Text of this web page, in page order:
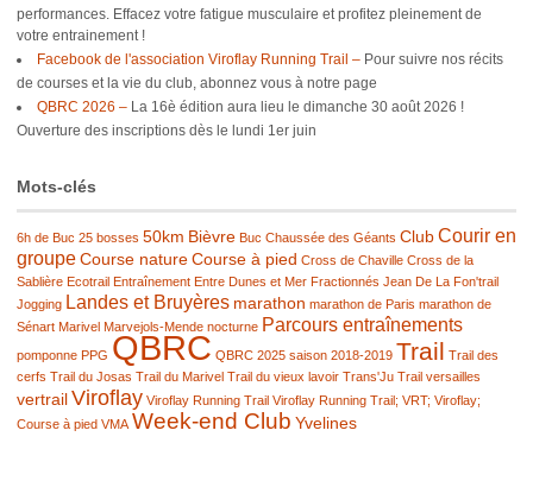
performances. Effacez votre fatigue musculaire et profitez pleinement de
votre entrainement !
Facebook de l'association Viroflay Running Trail – Pour suivre nos récits
de courses et la vie du club, abonnez vous à notre page
QBRC 2026 – La 16è édition aura lieu le dimanche 30 août 2026 !
Ouverture des inscriptions dès le lundi 1er juin
Mots-clés
6h de Buc 25 bosses 50km Bièvre Buc Chaussée des Géants ClubCourir en
groupeCourse natureCourse à pied Cross de Chaville Cross de la
Sablière Ecotrail Entraînement Entre Dunes et Mer Fractionnés Jean De La Fon'trail
Jogging Landes et Bruyères marathon marathon de Paris marathon de
Sénart Marivel Marvejols-Mende nocturne Parcours entraînements
pomponne PPG QBRC QBRC 2025 saison 2018-2019 Trail Trail des
cerfs Trail du Josas Trail du Marivel Trail du vieux lavoir Trans'Ju Trail versailles
vertrailViroflay Viroflay Running Trail Viroflay Running Trail; VRT; Viroflay;
Course à pied VMA Week-end Club Yvelines